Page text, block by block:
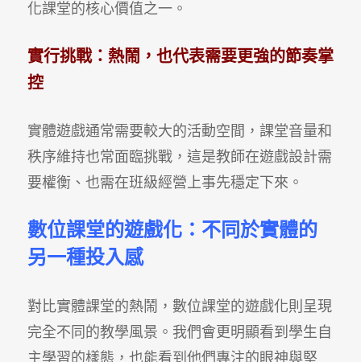
化課堂的核心價值之一。
實行挑戰：熱鬧，也代表需要更強的節奏掌
控
實體遊戲通常需要較大的活動空間，課堂音量和
秩序維持也常面臨挑戰，這是教師在遊戲設計需
要權衡、也需在班級經營上事先穩定下來。
數位課堂的遊戲化：不同於實體的
另一種投入感
對比實體課堂的熱鬧，數位課堂的遊戲化則呈現
完全不同的教學風景。我們會更明顯看到學生自
主學習的樣態，也能看到他們專注的眼神與堅